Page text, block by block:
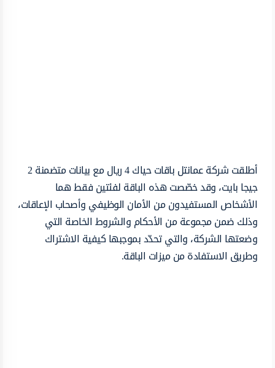
أطلقت شركة عمانتل باقات حياك 4 ريال مع بيانات متضمنة 2
جيجا بايت، وقد خصّصت هذه الباقة لفئتين فقط هما
الأشخاص المستفيدون من الأمان الوظيفي وأصحاب الإعاقات،
وذلك ضمن مجموعة من الأحكام والشروط الخاصة التي
وضعتها الشركة، والتي تحدّد بموجبها كيفية الاشتراك
وطريق الاستفادة من ميزات الباقة.